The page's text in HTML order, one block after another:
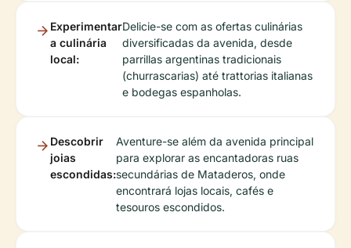
Experimentar
a culinária
local:
Delicie-se com as ofertas culinárias
diversificadas da avenida, desde
parrillas argentinas tradicionais
(churrascarias) até trattorias italianas
e bodegas espanholas.
Descobrir
joias
escondidas:
Aventure-se além da avenida principal
para explorar as encantadoras ruas
secundárias de Mataderos, onde
encontrará lojas locais, cafés e
tesouros escondidos.